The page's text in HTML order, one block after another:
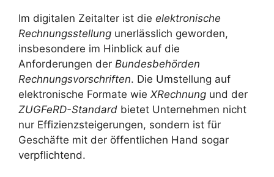
Im digitalen Zeitalter ist die elektronische
Rechnungsstellung unerlässlich geworden,
insbesondere im Hinblick auf die
Anforderungen der Bundesbehörden
Rechnungsvorschriften. Die Umstellung auf
elektronische Formate wie XRechnung und der
ZUGFeRD-Standard bietet Unternehmen nicht
nur Effizienzsteigerungen, sondern ist für
Geschäfte mit der öffentlichen Hand sogar
verpflichtend.